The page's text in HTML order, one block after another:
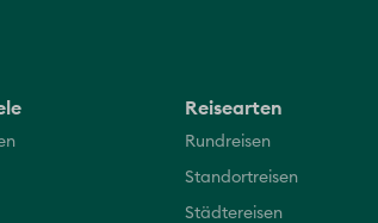
Reisearten
Rundreisen
Standortreisen
Städtereisen